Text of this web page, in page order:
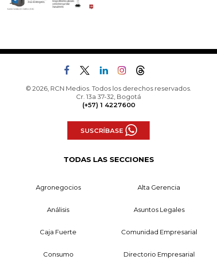
© 2026, RCN Medios. Todos los derechos reservados.
Cr. 13a 37-32, Bogotá
(+57) 1 4227600
SUSCRÍBASE
TODAS LAS SECCIONES
Agronegocios Alta Gerencia
Análisis Asuntos Legales
Caja Fuerte Comunidad Empresarial
Consumo Directorio Empresarial